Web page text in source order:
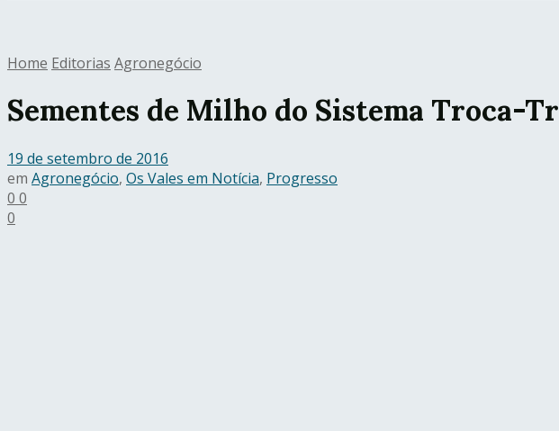
Home Editorias Agronegócio
Sementes de Milho do Sistema Troca-
19 de setembro de 2016
em Agronegócio, Os Vales em Notícia, Progresso
0 0
0